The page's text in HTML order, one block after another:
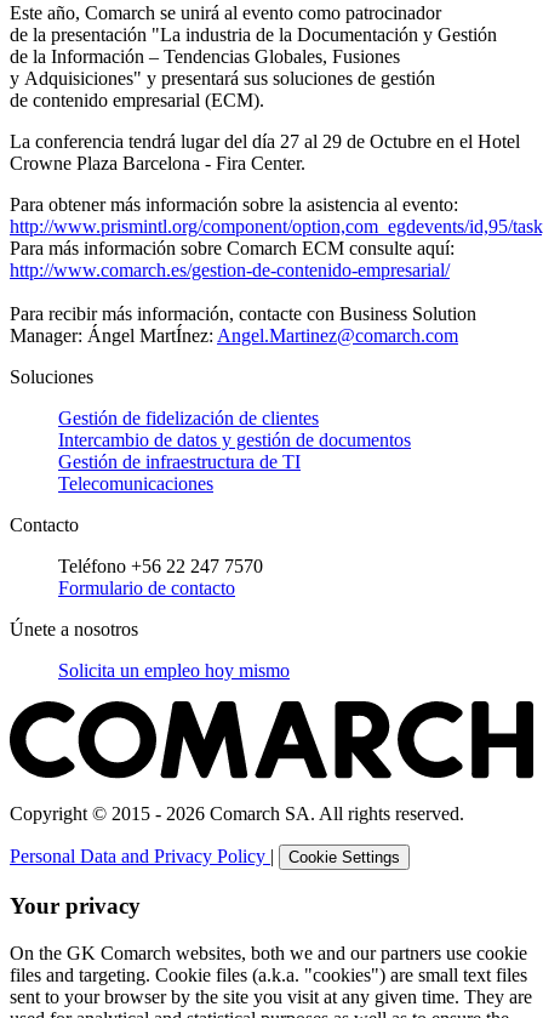
Este año, Comarch se unirá al evento como patrocinador
de la presentación "La industria de la Documentación y Gestión
de la Información – Tendencias Globales, Fusiones
y Adquisiciones" y presentará sus soluciones de gestión
de contenido empresarial (ECM).
La conferencia tendrá lugar del día 27 al 29 de Octubre en el Hotel
Crowne Plaza Barcelona - Fira Center.
Para obtener más información sobre la asistencia al evento:
http://www.prismintl.org/component/option,com_egdevents/id,95/
Para más información sobre Comarch ECM consulte aquí:
http://www.comarch.es/gestion-de-contenido-empresarial/
Para recibir más información, contacte con Business Solution
Manager: Ángel MartÍnez: Angel.Martinez@comarch.com
Soluciones
Gestión de fidelización de clientes
Intercambio de datos y gestión de documentos
Gestión de infraestructura de TI
Telecomunicaciones
Contacto
Teléfono +56 22 247 7570
Formulario de contacto
Únete a nosotros
Solicita un empleo hoy mismo
Copyright © 2015 - 2026 Comarch SA. All rights reserved.
Personal Data and Privacy Policy | Cookie Settings
Your privacy
On the GK Comarch websites, both we and our partners use cookie
files and targeting. Cookie files (a.k.a. "cookies") are small text files
sent to your browser by the site you visit at any given time. They are